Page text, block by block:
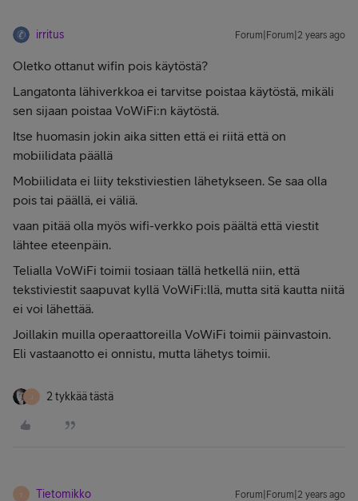
irritus Forum|Forum|2 years ago
Oletko ottanut wifin pois käytöstä?
Langatonta lähiverkkoa ei tarvitse poistaa käytöstä, mikäli
sen sijaan poistaa VoWiFi:n käytöstä.
Itse huomasin jokin aika sitten että ei riitä että on
mobiilidata päällä
Mobiilidata ei liity tekstiviestien lähetykseen. Se saa olla
pois tai päällä, ei väliä.
vaan pitää olla myös wifi-verkko pois päältä että viestit
lähtee eteenpäin.
Telialla VoWiFi toimii tosiaan tällä hetkellä niin, että
tekstiviestit saapuvat kyllä VoWiFi:llä, mutta sitä kautta niitä
ei voi lähettää.
Joillakin muilla operaattoreilla VoWiFi toimii päinvastoin.
Eli vastaanotto ei onnistu, mutta lähetys toimii.
J 2 tykkää tästä
T Tietomikko Forum|Forum|2 years ago